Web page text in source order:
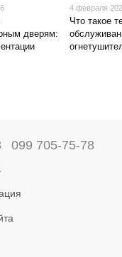
дверям:
4 февраля
Что такое
099 705-75-78